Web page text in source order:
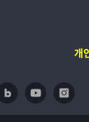
개
네이버 블로그
유투브